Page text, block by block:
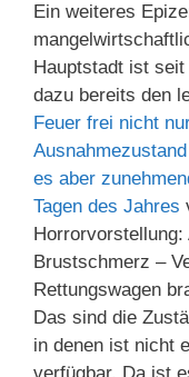
Ein weiteres
Hauptstadt ist
dazu bereits den
Feuer frei nicht
es aber
Tagen des Jahres
Brustschmerz –
Rettungswagen
Das sind die
in denen ist nicht